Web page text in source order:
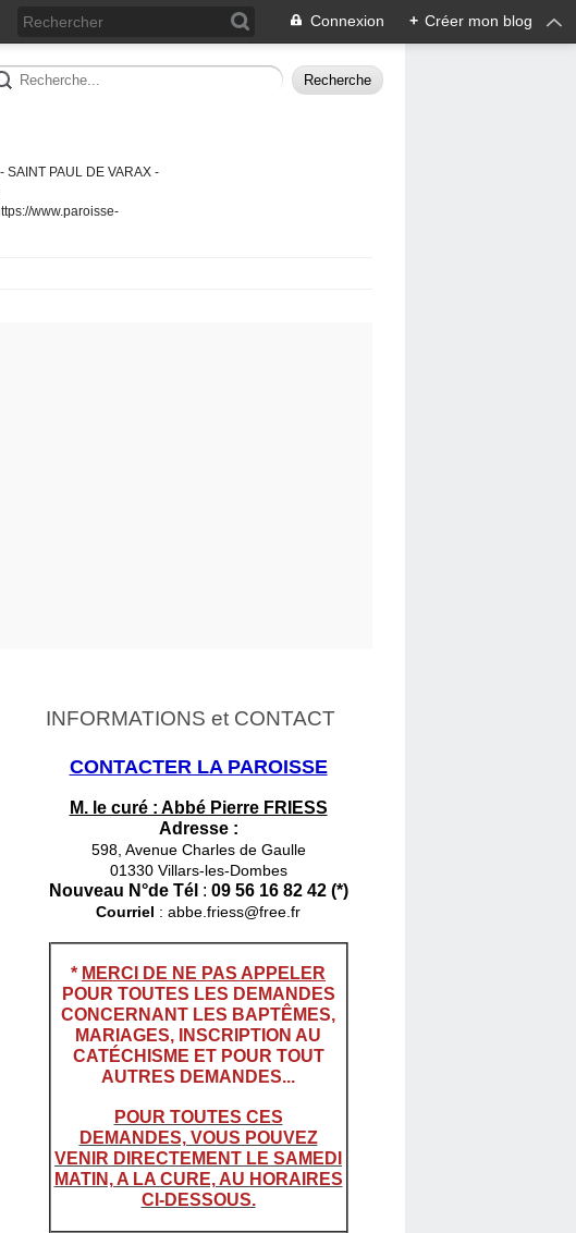
Connexion + Créer mon blog
SAINT PAUL DE VARAX -
www.paroisse-
INFORMATIONS et CONTACT
CONTACTER LA PAROISSE
M. le curé : Abbé Pierre FRIESS
Adresse :
598, Avenue Charles de Gaulle
01330 Villars-les-Dombes
Nouveau N°de Tél : 09 56 16 82 42 (*)
Courriel : abbe.friess@free.fr
* MERCI DE NE PAS APPELER
POUR TOUTES LES DEMANDES
CONCERNANT LES BAPTÊMES,
MARIAGES, INSCRIPTION AU
CATÉCHISME ET POUR TOUT
AUTRES DEMANDES...
POUR TOUTES CES
DEMANDES, VOUS POUVEZ
VENIR DIRECTEMENT LE SAMEDI
MATIN, A LA CURE, AU HORAIRES
CI-DESSOUS.